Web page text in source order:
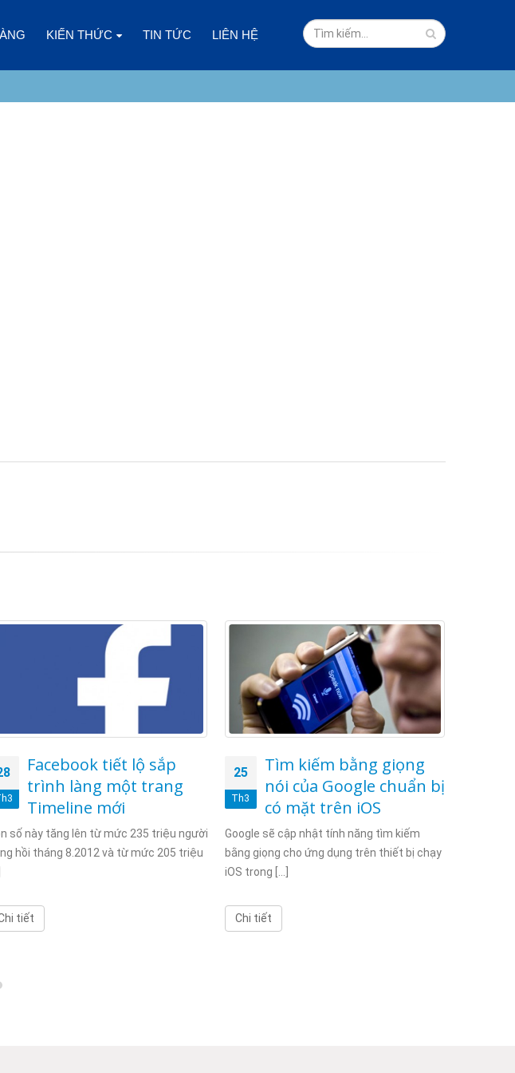
KIẾN THỨC TIN TỨC LIÊN HỆ
Facebook tiết lộ sắp
trình làng một trang
Timeline mới
số này tăng lên từ mức 235 triệu người
hồi tháng 8.2012 và từ mức 205 triệu
tiết
25
Th3
Tìm kiếm bằng giọng
nói của Google chuẩn bị
có mặt trên iOS
Google sẽ cập nhật tính năng tìm kiếm
bằng giọng cho ứng dụng trên thiết bị chạy
iOS trong [...]
Chi tiết